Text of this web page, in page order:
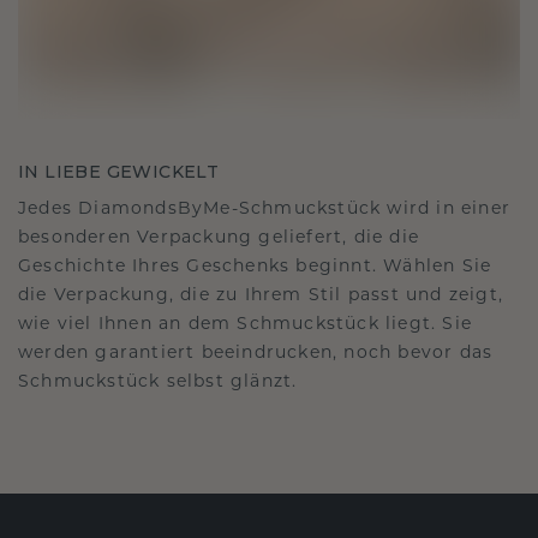
IN LIEBE GEWICKELT
Jedes DiamondsByMe-Schmuckstück wird in einer
besonderen Verpackung geliefert, die die
Geschichte Ihres Geschenks beginnt. Wählen Sie
die Verpackung, die zu Ihrem Stil passt und zeigt,
wie viel Ihnen an dem Schmuckstück liegt. Sie
werden garantiert beeindrucken, noch bevor das
Schmuckstück selbst glänzt.